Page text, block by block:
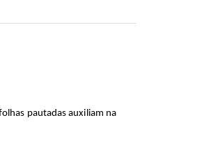
pautadas auxiliam na